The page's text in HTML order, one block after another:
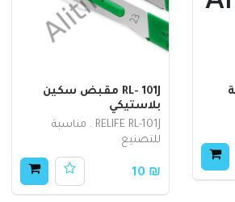
RL- 101J مقبض سكين
بلاستيكي
RELIFE RL-101J . مناسبة
للتصنيع
₪ 10